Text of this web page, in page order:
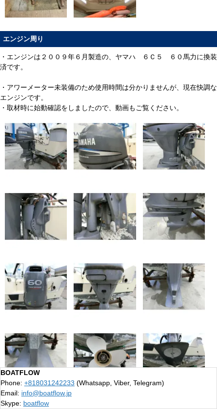
エンジン周り
・エンジンは２００９年６月製造の、ヤマハ ６Ｃ５ ６０馬力に換装
済です。
・アワーメーター未装備のため使用時間は分かりませんが、現在快調な
エンジンです。
・取材時に始動確認をしましたので、動画もご覧ください。
BOATFLOW
Phone: +818031242233 (Whatsapp, Viber, Telegram)
Email: info@boatflow.jp
Skype: boatflow